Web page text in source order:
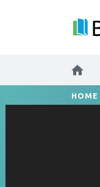
HOME